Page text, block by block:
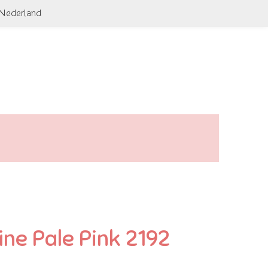
Pale Pink 2192